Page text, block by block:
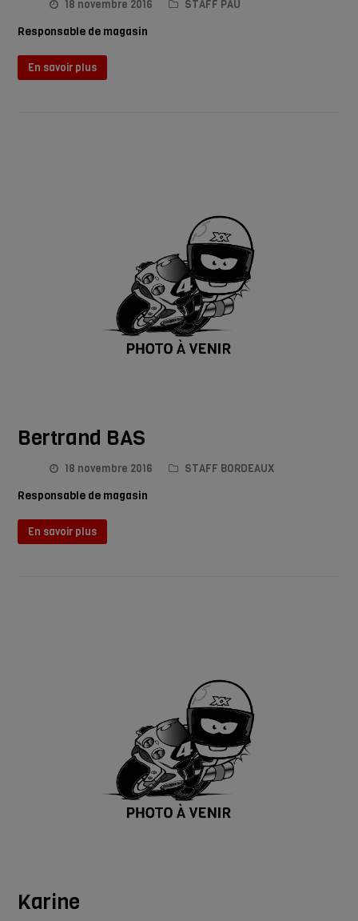
18 novembre 2016 STAFF PAU
Responsable de magasin
En savoir plus
Bertrand BAS
18 novembre 2016 STAFF BORDEAUX
Responsable de magasin
En savoir plus
Karine